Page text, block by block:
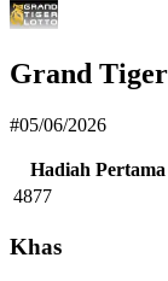
Grand
#05/06/2026
Hadiah Pertama
4877
Khas